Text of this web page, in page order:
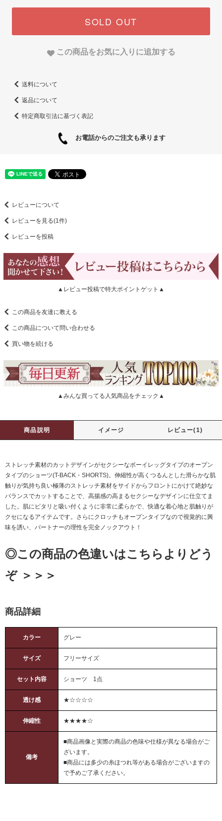
SOLD OUT
この商品をお気に入りに追加する
送料について
返品について
特定商取引法に基づく表記
お電話からのご注文も承ります
レビューについて
レビューを見る(1件)
レビューを投稿
▲レビュー投稿で特大ポイントゲット▲
この商品を友達に教える
この商品について問い合わせる
買い物を続ける
▲みんな買ってる人気商品をチェック▲
商品説明 イメージ レビュー(1)
ストレッチ素材のカットデザインがセクシーなボーイレッグタイプのオープン
タイプのショーツ(T-BACK・SHORTS)。伸縮性が高くつるんとした滑らかな肌
触りが気持ち良い極薄のストレッチ素材をサイドからフロントにかけて絶妙な
バランスでカットすることで、高揚感の高まるセクシーなデザインに仕立てま
した。肌にピタリと吸い付くように非常に柔らかで、快適な着心地と肌触りが
クセになるアイテムです。さらにクロッチもオープンタイプなので視覚的に興
味を誘い、パートナーの理性を完全ノックアウト！
◎この商品の色違いはこちらよりどう
ぞ ＞＞＞
商品詳細
カラー グレー
サイズ フリーサイズ
セット内容 ショーツ 1点
透け感 ★☆☆☆☆
伸縮性 ★★★★☆
備考
■商品画像と実際の商品の色味や仕様が異なる場合がご
ざいます。
■商品には多少の糸ほつれ等がある場合がございますの
で予めご了承ください。